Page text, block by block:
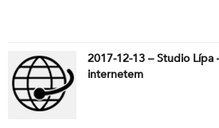
2017-12-13 – Studio Lípa
internetem